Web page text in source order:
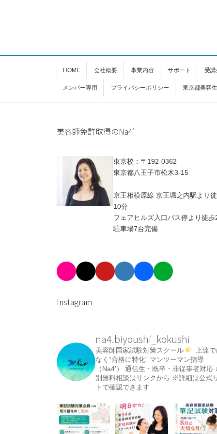
HOME 会社概要 事業内容 サポート 受
メンバー専用 プライバシーポリシー 東京都美容
美容師免許取得のNa4'
東京校：〒192-0362
東京都八王子市松木3-15
京王相模原線 京王堀之内駅より
10分
フェアヒルズ入口バス停より徒歩
駐車場7台完備
Instagram
na4.biyoushi_kokushi
美容師国家試験対策スクール
上達
なく“合格に特化” マンツーマン指導
（Na4’）
通信生・既卒・非従事者対応
別無料相談はリンクから ※詳細は公式
トで確認できます